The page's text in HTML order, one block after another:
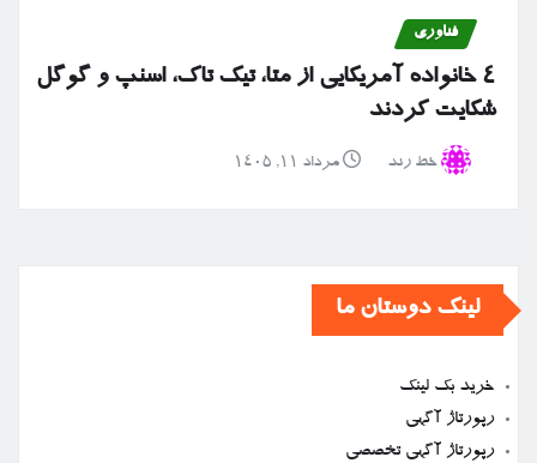
فناوری
۴ خانواده آمریکایی از متا، تیک تاک، اسنپ و گوگل
شکایت کردند
خط رند مرداد ۱۱, ۱۴۰۵
لینک دوستان ما
خرید بک لینک
رپورتاژ آگهی
رپورتاژ آگهی تخصصی